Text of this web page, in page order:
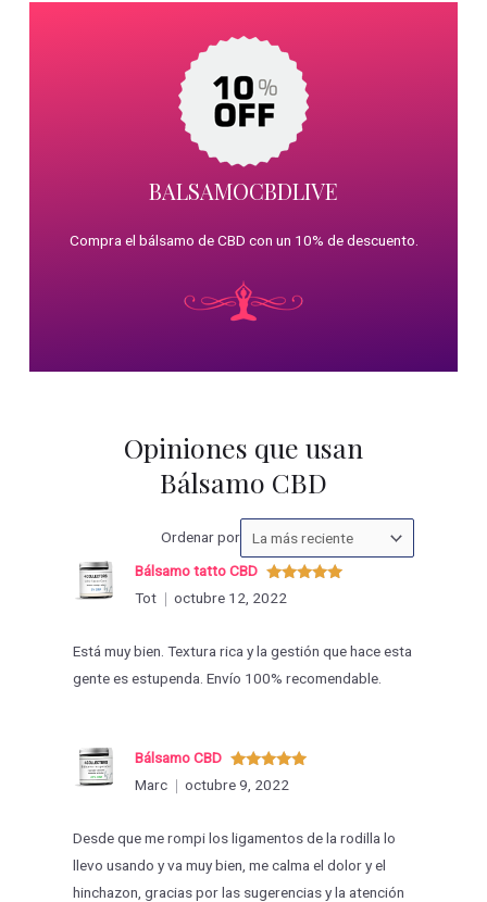
BALSAMOCBDLIVE
Compra el bálsamo de CBD con un 10% de descuento.
Opiniones que usan
Bálsamo CBD
Ordenar porOrdenar
las
Valorado
con
Bálsamo tatto CBD
Tot
octubre 12, 2022
Está muy bien. Textura rica y la gestión que hace esta
gente es estupenda. Envío 100% recomendable.
Valorado
con5de 5
Bálsamo CBD
Marc
octubre 9, 2022
Desde que me rompi los ligamentos de la rodilla lo
llevo usando y va muy bien, me calma el dolor y el
hinchazon, gracias por las sugerencias y la atención